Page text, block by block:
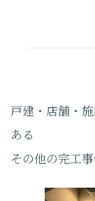
戸建・店舗・
ある
その他の完工